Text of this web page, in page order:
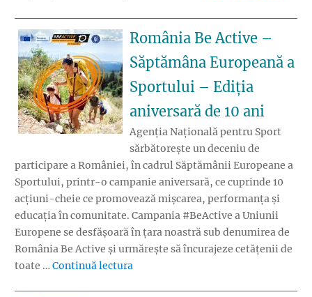
România Be Active –
Săptămâna Europeană a
Sportului – Ediția
aniversară de 10 ani
Agenția Națională pentru Sport
sărbătorește un deceniu de
participare a României, în cadrul Săptămânii Europeane a
Sportului, printr-o campanie aniversară, ce cuprinde 10
acțiuni-cheie ce promovează mișcarea, performanța și
educația în comunitate. Campania #BeActive a Uniunii
Europene se desfășoară în țara noastră sub denumirea de
România Be Active și urmărește să încurajeze cetățenii de
toate … Continuă lectura